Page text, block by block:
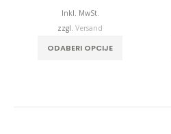
Inkl. MwSt.
zzgl. Versand
ODABERI OPCIJE